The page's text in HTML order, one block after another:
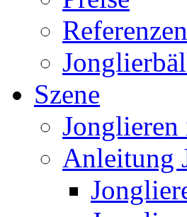
Referenzen
Szene
Anleitung